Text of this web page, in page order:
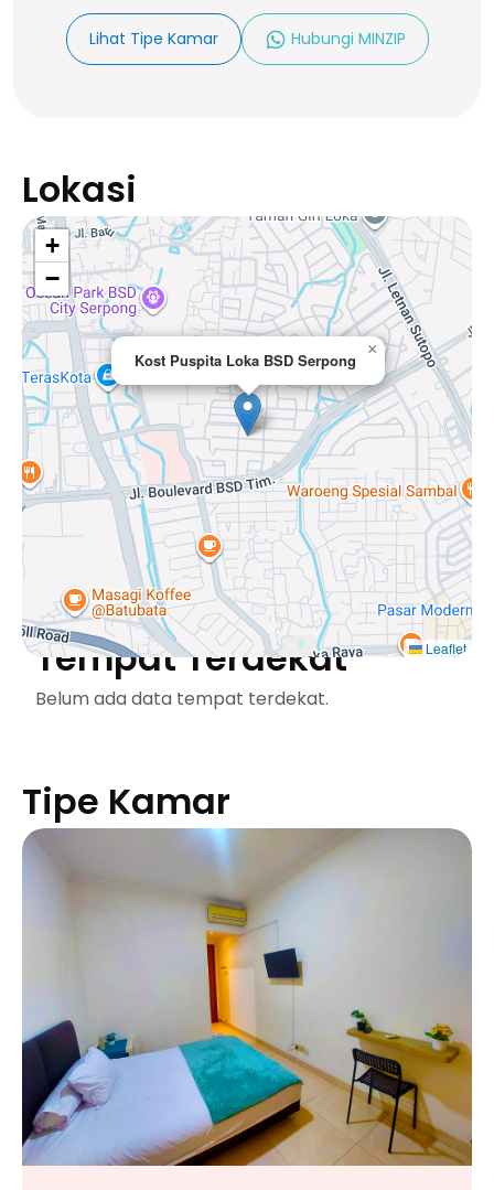
Lihat Tipe Kamar Hubungi MINZIP
Lokasi
Kost Puspita Loka BSD Serpong
×
+
−
Leaflet
Tempat Terdekat
Belum ada data tempat terdekat.
Tipe Kamar